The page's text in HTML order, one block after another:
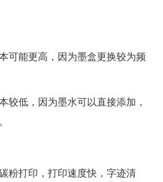
可能更高，因为墨盒更换较为频
较低，因为墨水可以直接添加，
粉打印，打印速度快，字迹清